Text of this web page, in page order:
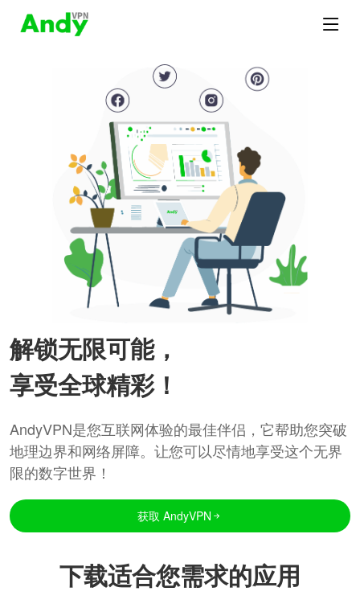
解锁无限可能，
享受全球精彩！
AndyVPN是您互联网体验的最佳伴侣，它帮助您突破
地理边界和网络屏障。让您可以尽情地享受这个无界
限的数字世界！
获取 AndyVPN
下载适合您需求的应用